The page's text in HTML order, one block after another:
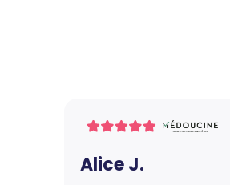
Alice J.